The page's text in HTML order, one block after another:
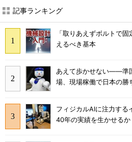
記事ランキング
「取りあえずボルトで
えるべき基本
あえて歩かせない――準
場、現場稼働で日本の勝
フィジカルAIに注力する
40年の実績を生かせるか